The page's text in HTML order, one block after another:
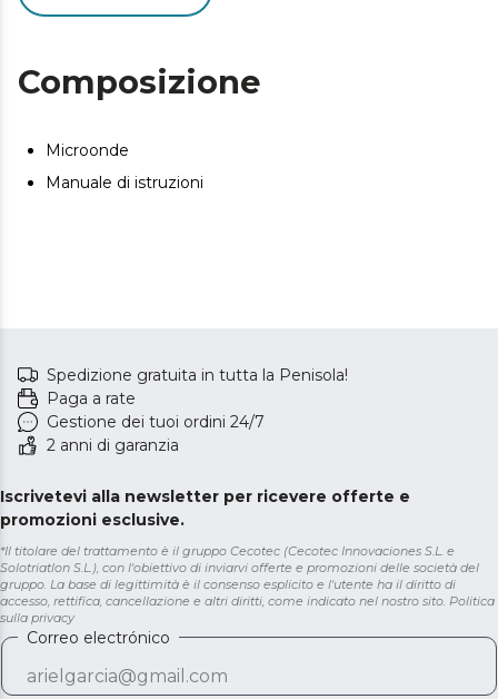
Composizione
Microonde
Manuale di istruzioni
Spedizione gratuita in tutta la Penisola!
Paga a rate
Gestione dei tuoi ordini 24/7
2 anni di garanzia
Iscrivetevi alla newsletter per ricevere offerte e
promozioni esclusive.
*Il titolare del trattamento è il gruppo Cecotec (Cecotec Innovaciones S.L. e
Solotriatlon S.L.), con l'obiettivo di inviarvi offerte e promozioni delle società del
gruppo. La base di legittimità è il consenso esplicito e l'utente ha il diritto di
accesso, rettifica, cancellazione e altri diritti, come indicato nel nostro sito. Politica
sulla privacy
Correo electrónico